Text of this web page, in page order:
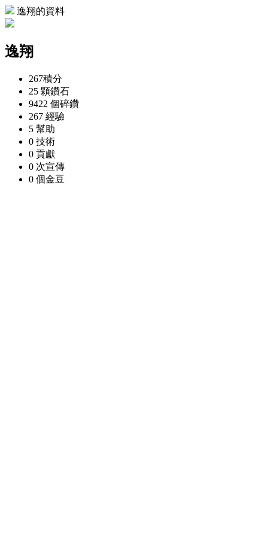
逸翔的資料
逸翔
267積分
25 顆鑽石
9422 個碎鑽
267 經驗
5 幫助
0 技術
0 貢獻
0 次宣傳
0 個金豆